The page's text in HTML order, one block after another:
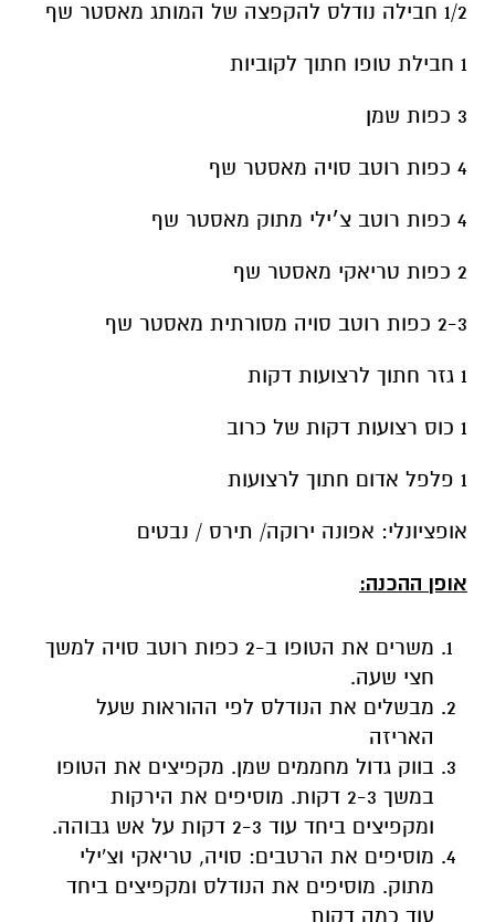
1/2 חבילה נודלס להקפצה של המותג מאסטר שף
1 חבילת טופו חתוך לקוביות
3 כפות שמן
4 כפות רוטב סויה מאסטר שף
4 כפות רוטב צ׳ילי מתוק מאסטר שף
2 כפות טריאקי מאסטר שף
2-3 כפות רוטב סויה מסורתית מאסטר שף
1 גזר חתוך לרצועות דקות
1 כוס רצועות דקות של כרוב
1 פלפל אדום חתוך לרצועות
אופציונלי: אפונה ירוקה/ תירס / נבטים
אופן ההכנה:
משרים את הטופו ב-2 כפות רוטב סויה למשך
חצי שעה.
מבשלים את הנודלס לפי ההוראות שעל
האריזה
בווק גדול מחממים שמן. מקפיצים את הטופו
במשך 2-3 דקות. מוסיפים את הירקות
ומקפיצים ביחד עוד 2-3 דקות על אש גבוהה.
מוסיפים את הרטבים: סויה, טריאקי וצ'ילי
מתוק. מוסיפים את הנודלס ומקפיצים ביחד
עוד כמה דקות